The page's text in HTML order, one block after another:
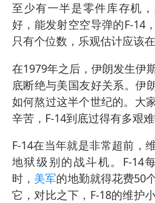
至少有一半是零件库存机
好，能发射空空导弹的F-14
只有个位数，乐观估计应该在
在1979年之后，伊朗发生伊
底断绝与美国友好关系。伊
如何熬过这半个世纪的。大
辛苦，F-14到底过得有多艰
F-14在当年就是非常超前，
地狱级别的战斗机。F-14
时， 美军的地勤就得花费50
它，对比之下，F-18的维护